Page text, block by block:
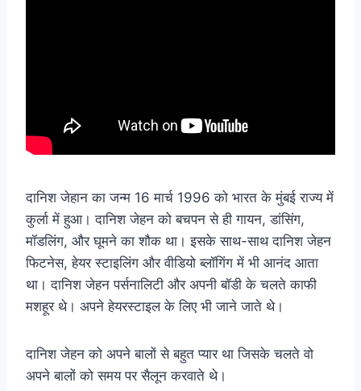
दानिश जेहान का जन्म 16 मार्च 1996 को भारत के मुंबई राज्य में
कुर्ला में हुआ। दानिश जेहन को बचपन से ही गायन, डांसिंग,
मॉडलिंग, और घूमने का शौक था। इसके साथ-साथ दानिश जेहन
फिटनेस, हेयर स्टाइलिंग और वीडियो ब्लॉगिंग में भी आनंद आता
था। दानिश जेहन पर्सनालिटी और अपनी बॉडी के चलते काफी
मशहूर थे। अपने हेयरस्टाइल के लिए भी जाने जाते थे।
दानिश जेहन को अपने बालों से बहुत प्यार था जिसके चलते वो
अपने बालों को समय पर सैलून करवाते थे।